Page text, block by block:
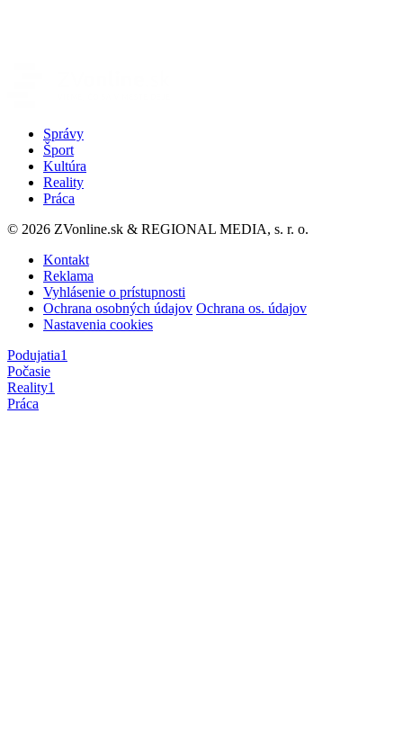
Správy
Šport
Kultúra
Reality
Práca
© 2026 ZVonline.sk & REGIONAL MEDIA, s. r. o.
Kontakt
Reklama
Vyhlásenie o prístupnosti
Ochrana osobných údajov Ochrana os. údajov
Nastavenia cookies
Podujatia1
Počasie
Reality1
Práca